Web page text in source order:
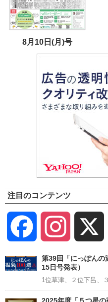
8月10日(月)号
注目のコンテンツ
Facebook Instagram
第39回「にっぽんの
15日号発表）
1位草津、２位下呂、